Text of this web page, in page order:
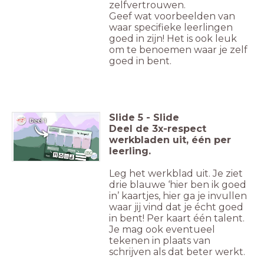
zelfvertrouwen.
Geef wat voorbeelden van
waar specifieke leerlingen
goed in zijn! Het is ook leuk
om te benoemen waar je zelf
goed in bent.
Slide 5 - Slide
Deel de 3x-respect
werkbladen uit, één per
leerling.
Leg het werkblad uit. Je ziet
drie blauwe ‘hier ben ik goed
in’ kaartjes, hier ga je invullen
waar jij vind dat je écht goed
in bent! Per kaart één talent.
Je mag ook eventueel
tekenen in plaats van
schrijven als dat beter werkt.